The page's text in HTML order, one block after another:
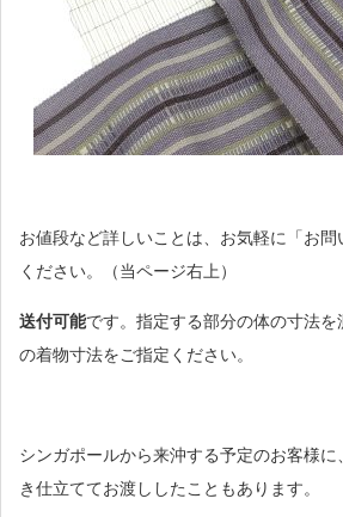
お値段など詳しいことは、お気軽に「お
ください。（当ページ右上）
送付可能です。指定する部分の体の寸法を
の着物寸法をご指定ください。
シンガポールから来沖する予定のお客様
き仕立ててお渡ししたこともあります。